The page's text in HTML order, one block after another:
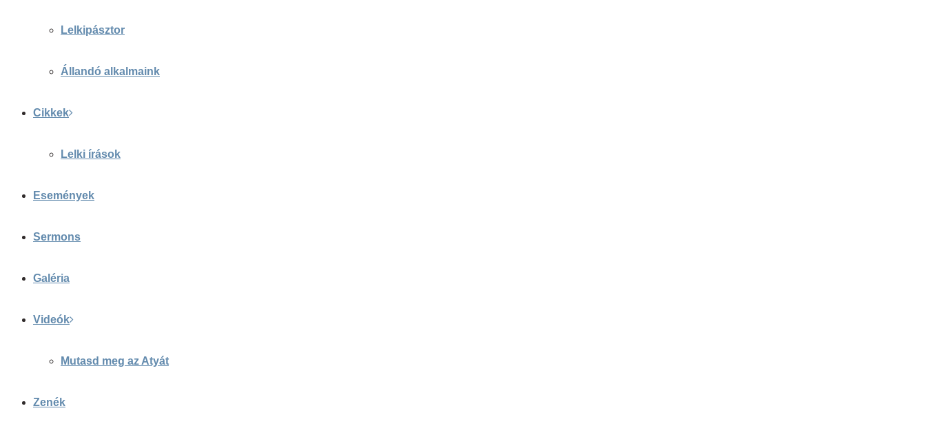
Lelkipásztor
Állandó alkalmaink
Cikkek
Lelki írások
Események
Sermons
Galéria
Videók
Mutasd meg az Atyát
Zenék